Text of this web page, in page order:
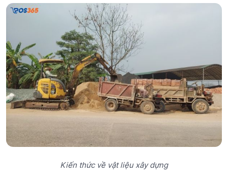
Kiến thức về vật liệu xây dựng